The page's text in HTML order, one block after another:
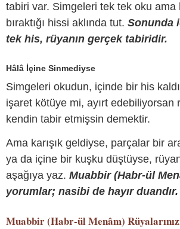
tabiri var. Simgeleri tek tek oku ama
bıraktığı hissi aklında tut. Sonunda
tek his, rüyanın gerçek tabiridir.
Hâlâ İçine Sinmediyse
Simgeleri okudun, içinde bir his
işaret kötüye mi, ayırt edebiliyorsan
kendin tabir etmişsin demektir.
Ama karışık geldiyse, parçalar bir
ya da içine bir kuşku düştüyse,
aşağıya yaz. Muabbir (Habr-ül
yorumlar; nasibi de hayır duandır.
Muabbir (Habr-ül Menâm)